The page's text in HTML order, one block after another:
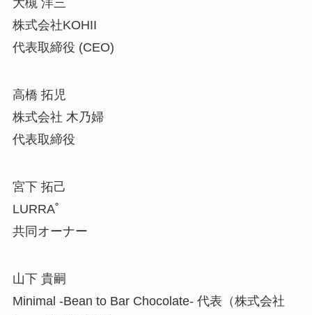
大槻 洋三
株式会社KOHII
代表取締役 (CEO)
高橋 拓児
株式会社 木乃婦
代表取締役
宮下 拓己
LURRA˚
共同オーナー
山下 貴嗣
Minimal -Bean to Bar Chocolate- 代表（株式会社